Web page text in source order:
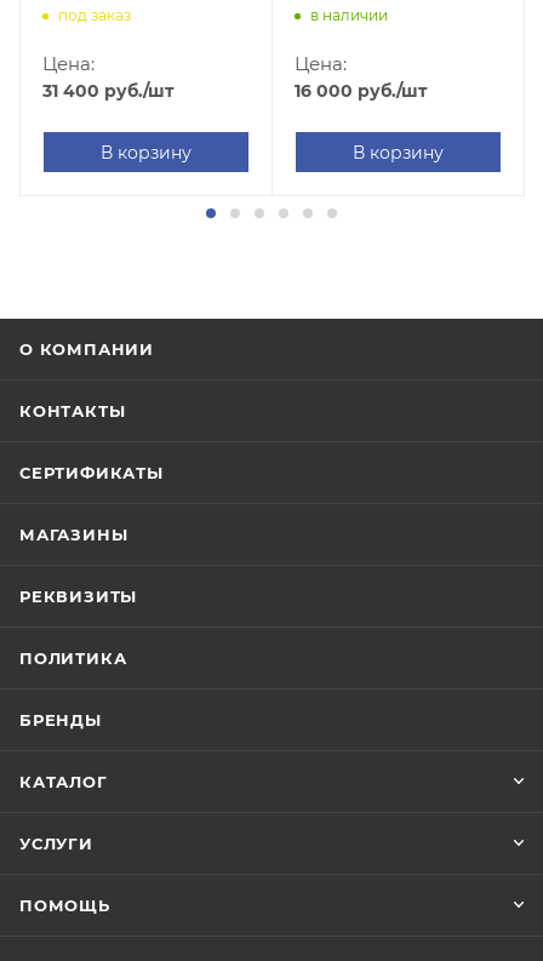
USB/Bluetooth/WIFI, арт.
под заказ
Цена:
31 400 руб./шт
В корзину
232/Ethernet, арт. 45151)
в наличии
Цена:
16 000 руб./шт
В корзину
О КОМПАНИИ
КОНТАКТЫ
СЕРТИФИКАТЫ
МАГАЗИНЫ
РЕКВИЗИТЫ
ПОЛИТИКА
БРЕНДЫ
КАТАЛОГ
УСЛУГИ
ПОМОЩЬ